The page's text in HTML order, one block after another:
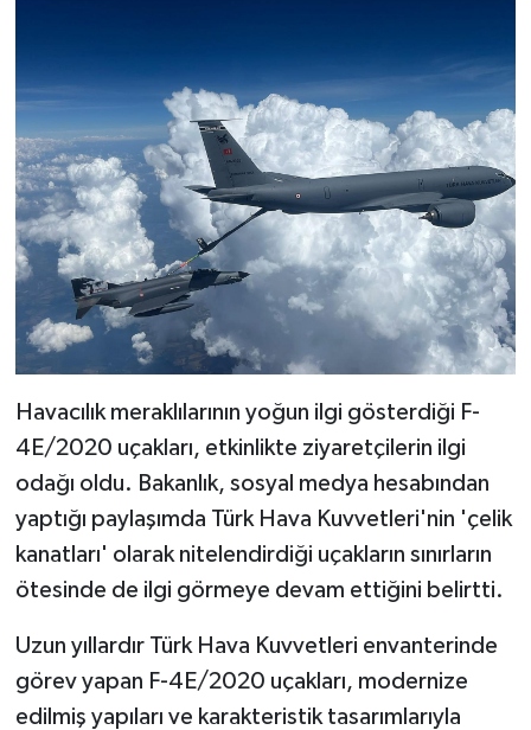
Havacılık meraklılarının yoğun ilgi gösterdiği F-
4E/2020 uçakları, etkinlikte ziyaretçilerin ilgi
odağı oldu. Bakanlık, sosyal medya hesabından
yaptığı paylaşımda Türk Hava Kuvvetleri'nin 'çelik
kanatları' olarak nitelendirdiği uçakların sınırların
ötesinde de ilgi görmeye devam ettiğini belirtti.
Uzun yıllardır Türk Hava Kuvvetleri envanterinde
görev yapan F-4E/2020 uçakları, modernize
edilmiş yapıları ve karakteristik tasarımlarıyla